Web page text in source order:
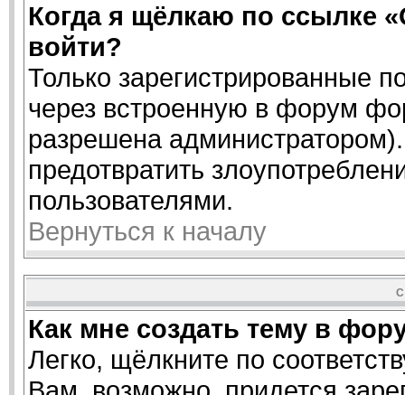
Когда я щёлкаю по ссылке
войти?
Только зарегистрированные
через встроенную в форум
разрешена
предотвратить
пользователями.
Вернуться к началу
Как мне создать тему в
Легко, щёлкните по